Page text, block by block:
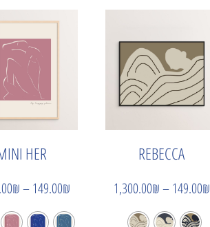
REBECCA
149.00₪
–
1,300.00₪
HER
149.00₪
–
₪